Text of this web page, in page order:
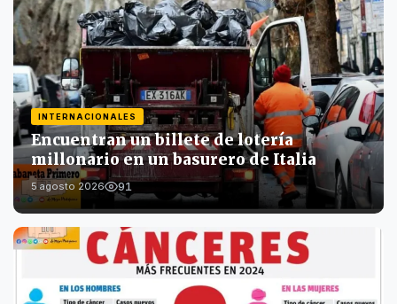
INTERNACIONALES
Encuentran un billete de lotería
millonario en un basurero de Italia
5 agosto 2026 91